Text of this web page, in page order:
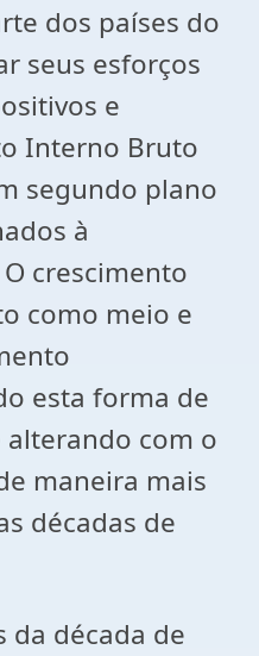
dos países do
seus esforços
e
Interno Bruto
segundo plano
à
crescimento
como meio e
esta forma de
com o
maneira mais
décadas de
da década de